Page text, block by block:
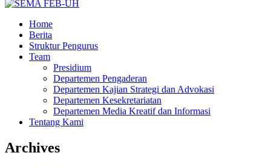
Home
Berita
Struktur Pengurus
Team
Presidium
Departemen Pengaderan
Departemen Kajian Strategi dan Advokasi
Departemen Kesekretariatan
Departemen Media Kreatif dan Informasi
Tentang Kami
Archives